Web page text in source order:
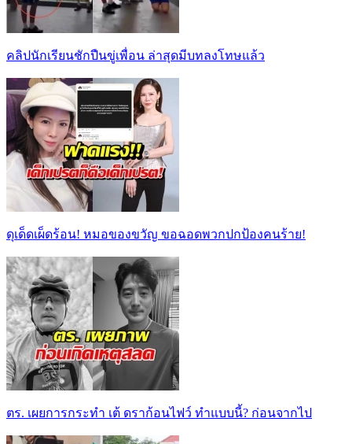
คลิปนักเรียนชักปืนขู่เพื่อน ล่าสุดมีบทลงโทษแล้ว
ดุเด็ดเผ็ดร้อน! หมอของขวัญ ขอฉอดพวกปกป้องคนร้าย!
ตร. เผยการกระทำ เต้ ดราก้อนไฟว์ ทำแบบนี้? ก่อนจากไป